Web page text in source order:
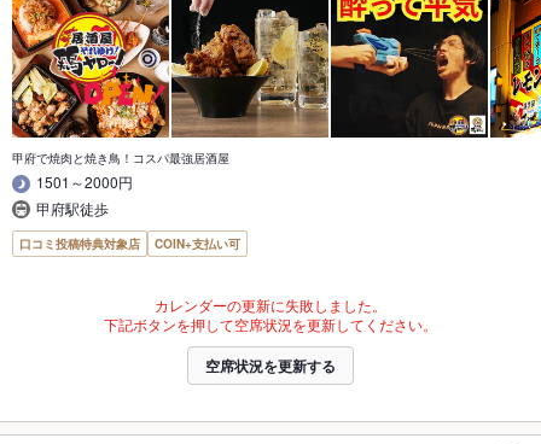
甲府で焼肉と焼き鳥！コスパ最強居酒屋
1501～2000円
甲府駅徒歩
口コミ投稿特典対象店 COIN+支払い可
カレンダーの更新に失敗しました。
下記ボタンを押して空席状況を更新してください。
空席状況を更新する